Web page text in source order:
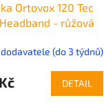
Ortovox 120 Tec
- růžová
dodavatele (do 3 týdnů)
DETAIL